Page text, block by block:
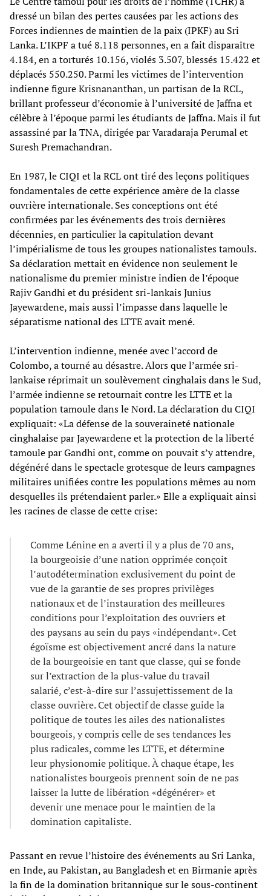
dressé un bilan des pertes causées par les actions des
Forces indiennes de maintien de la paix (IPKF) au Sri
Lanka. L’IKPF a tué 8.118 personnes, en a fait disparaître
4.184, en a torturés 10.156, violés 3.507, blessés 15.422 et
déplacés 550.250. Parmi les victimes de l’intervention
indienne figure Krisnananthan, un partisan de la RCL,
brillant professeur d’économie à l’université de Jaffna et
célèbre à l’époque parmi les étudiants de Jaffna. Mais il fut
assassiné par la TNA, dirigée par Varadaraja Perumal et
Suresh Premachandran.
En 1987, le CIQI et la RCL ont tiré des leçons politiques
fondamentales de cette expérience amère de la classe
ouvrière internationale. Ses conceptions ont été
confirmées par les événements des trois dernières
décennies, en particulier la capitulation devant
l’impérialisme de tous les groupes nationalistes tamouls.
Sa déclaration mettait en évidence non seulement le
nationalisme du premier ministre indien de l’époque
Rajiv Gandhi et du président sri-lankais Junius
Jayewardene, mais aussi l’impasse dans laquelle le
séparatisme national des LTTE avait mené.
L’intervention indienne, menée avec l’accord de
Colombo, a tourné au désastre. Alors que l’armée sri-
lankaise réprimait un soulèvement cinghalais dans le Sud,
l’armée indienne se retournait contre les LTTE et la
population tamoule dans le Nord. La déclaration du CIQI
expliquait: «La défense de la souveraineté nationale
cinghalaise par Jayewardene et la protection de la liberté
tamoule par Gandhi ont, comme on pouvait s’y attendre,
dégénéré dans le spectacle grotesque de leurs campagnes
militaires unifiées contre les populations mêmes au nom
desquelles ils prétendaient parler.» Elle a expliquait ainsi
les racines de classe de cette crise:
Comme Lénine en a averti il y a plus de 70 ans,
la bourgeoisie d’une nation opprimée conçoit
l’autodétermination exclusivement du point de
vue de la garantie de ses propres privilèges
nationaux et de l’instauration des meilleures
conditions pour l’exploitation des ouvriers et
des paysans au sein du pays «indépendant». Cet
égoïsme est objectivement ancré dans la nature
de la bourgeoisie en tant que classe, qui se fonde
sur l’extraction de la plus-value du travail
salarié, c’est-à-dire sur l’assujettissement de la
classe ouvrière. Cet objectif de classe guide la
politique de toutes les ailes des nationalistes
bourgeois, y compris celle de ses tendances les
plus radicales, comme les LTTE, et détermine
leur physionomie politique. À chaque étape, les
nationalistes bourgeois prennent soin de ne pas
laisser la lutte de libération «dégénérer» et
devenir une menace pour le maintien de la
domination capitaliste.
Passant en revue l’histoire des événements au Sri Lanka,
en Inde, au Pakistan, au Bangladesh et en Birmanie après
la fin de la domination britannique sur le sous-continent